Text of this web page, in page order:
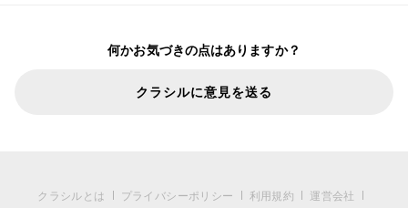
何かお気づきの点はありますか？
クラシルに意見を送る
クラシルとは プライバシーポリシー 利用規約
運営会社